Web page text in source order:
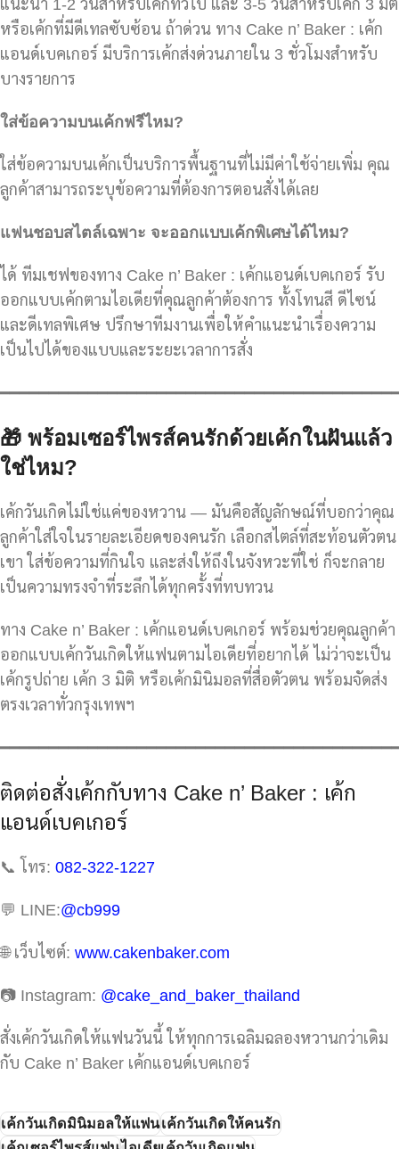
แนะนำ 1-2 วันสำหรับเค้กทั่วไป และ 3-5 วันสำหรับเค้ก 3 มิติ
หรือเค้กที่มีดีเทลซับซ้อน ถ้าด่วน ทาง Cake n’ Baker : เค้ก
แอนด์เบคเกอร์ มีบริการเค้กส่งด่วนภายใน 3 ชั่วโมงสำหรับ
บางรายการ
ใส่ข้อความบนเค้กฟรีไหม?
ใส่ข้อความบนเค้กเป็นบริการพื้นฐานที่ไม่มีค่าใช้จ่ายเพิ่ม คุณ
ลูกค้าสามารถระบุข้อความที่ต้องการตอนสั่งได้เลย
แฟนชอบสไตล์เฉพาะ จะออกแบบเค้กพิเศษได้ไหม?
ได้ ทีมเชฟของทาง Cake n’ Baker : เค้กแอนด์เบคเกอร์ รับ
ออกแบบเค้กตามไอเดียที่คุณลูกค้าต้องการ ทั้งโทนสี ดีไซน์
และดีเทลพิเศษ ปรึกษาทีมงานเพื่อให้คำแนะนำเรื่องความ
เป็นไปได้ของแบบและระยะเวลาการสั่ง
🎁 พร้อมเซอร์ไพรส์คนรักด้วยเค้กในฝันแล้ว
ใช่ไหม?
เค้กวันเกิดไม่ใช่แค่ของหวาน — มันคือสัญลักษณ์ที่บอกว่าคุณ
ลูกค้าใส่ใจในรายละเอียดของคนรัก เลือกสไตล์ที่สะท้อนตัวตน
เขา ใส่ข้อความที่กินใจ และส่งให้ถึงในจังหวะที่ใช่ ก็จะกลาย
เป็นความทรงจำที่ระลึกได้ทุกครั้งที่ทบทวน
ทาง Cake n’ Baker : เค้กแอนด์เบคเกอร์ พร้อมช่วยคุณลูกค้า
ออกแบบเค้กวันเกิดให้แฟนตามไอเดียที่อยากได้ ไม่ว่าจะเป็น
เค้กรูปถ่าย เค้ก 3 มิติ หรือเค้กมินิมอลที่สื่อตัวตน พร้อมจัดส่ง
ตรงเวลาทั่วกรุงเทพฯ
ติดต่อสั่งเค้กกับทาง Cake n’ Baker : เค้ก
แอนด์เบคเกอร์
📞 โทร: 082-322-1227
💬 LINE:@cb999
🌐 เว็บไซต์: www.cakenbaker.com
📷 Instagram: @cake_and_baker_thailand
สั่งเค้กวันเกิดให้แฟนวันนี้ ให้ทุกการเฉลิมฉลองหวานกว่าเดิม
กับ Cake n’ Baker เค้กแอนด์เบคเกอร์
เค้กวันเกิดมินิมอลให้แฟนเค้กวันเกิดให้คนรัก